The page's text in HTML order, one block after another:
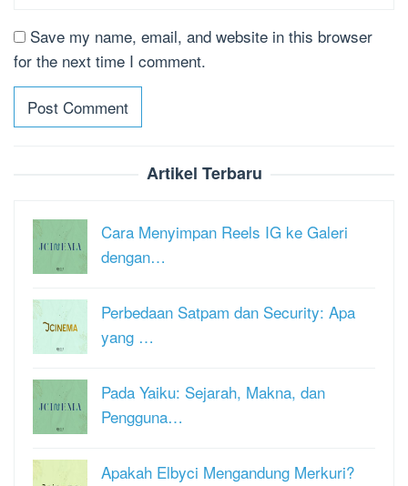
Save my name, email, and website in this browser
for the next time I comment.
Artikel Terbaru
Cara Menyimpan Reels IG ke Galeri
dengan…
Perbedaan Satpam dan Security: Apa
yang …
Pada Yaiku: Sejarah, Makna, dan
Pengguna…
Apakah Elbyci Mengandung Merkuri?